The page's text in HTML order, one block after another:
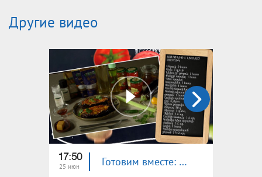
Другие видео
17:50
25 июн Готовим вместе: баклажан, фаршированный цукини